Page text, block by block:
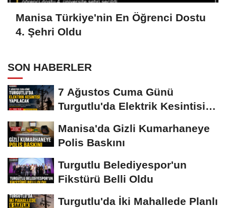
Manisa Türkiye'nin En Öğrenci Dostu
4. Şehri Oldu
SON HABERLER
7 Ağustos Cuma Günü
Turgutlu'da Elektrik Kesintisi
Manisa'da Gizli Kumarhaneye
Polis Baskını
Turgutlu Belediyespor'un
Fikstürü Belli Oldu
Turgutlu'da İki Mahallede Planlı